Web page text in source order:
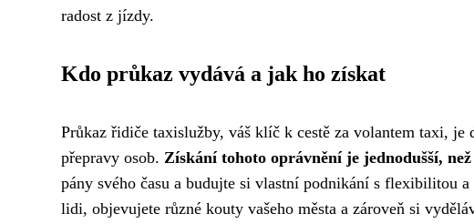
radost z jízdy.
Kdo průkaz vydává a jak ho získat
Průkaz řidiče taxislužby, váš klíč k cestě za volantem taxi,
přepravy osob. Získání tohoto oprávnění je jednodušší,
pány svého času a budujte si vlastní podnikání s flexibilitou
lidi, objevujete různé kouty vašeho města a zároveň si